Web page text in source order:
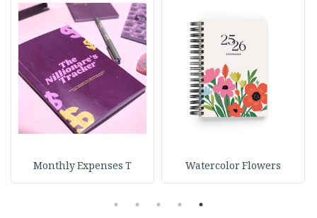
Watercolor Flowers
Monthly Expenses T
1
2
3
4
5